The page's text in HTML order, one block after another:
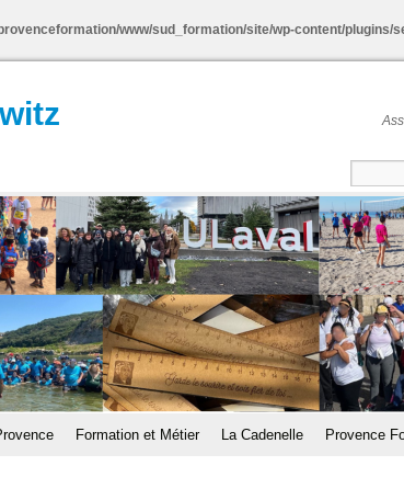
www/sud_formation/site/wp-content/plugins/
Formation et Métier La Cadenelle Provence